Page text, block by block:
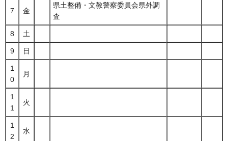
7 金
県土整備・文教警察委員会県外調
査
8 土
9 日
1
0
月
1
1
火
1
2
水